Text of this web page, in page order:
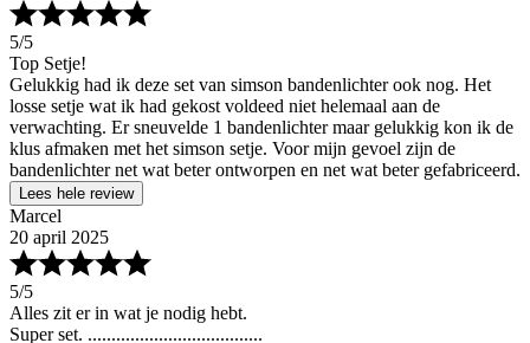
5/5
Top Setje!
Gelukkig had ik deze set van simson bandenlichter ook nog. Het
losse setje wat ik had gekost voldeed niet helemaal aan de
verwachting. Er sneuvelde 1 bandenlichter maar gelukkig kon ik de
klus afmaken met het simson setje. Voor mijn gevoel zijn de
bandenlichter net wat beter ontworpen en net wat beter gefabriceerd.
Lees hele review
Marcel
20 april 2025
5/5
Alles zit er in wat je nodig hebt.
Super set. .....................................